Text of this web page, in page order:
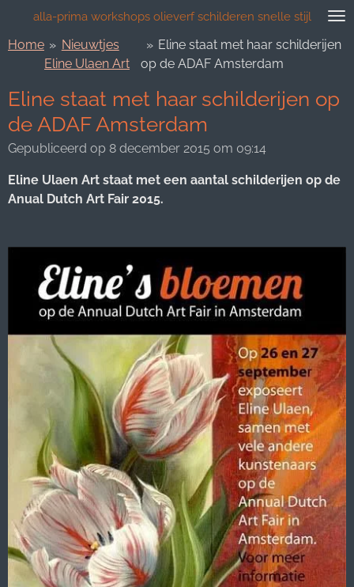
naar
hoofdinhoud
alla-prima workshops olieverf schilderen snelle stijl
Home » Nieuwtjes
Eline Ulaen Art
» Eline staat met haar schilderijen
op de ADAF Amsterdam
Eline staat met haar schilderijen op
de ADAF Amsterdam
Gepubliceerd op 8 december 2015 om 09:14
Eline Ulaen Art staat met een aantal schilderijen op de
Anual Dutch Art Fair 2015.